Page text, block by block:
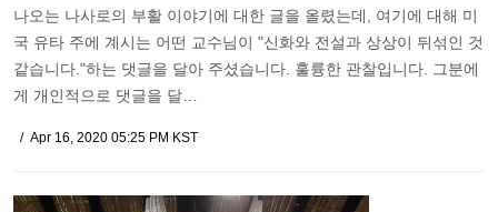
나오는 나사로의 부활 이야기에 대한 글을 올렸는데, 여기에 대해 미
국 유타 주에 계시는 어떤 교수님이 "신화와 전설과 상상이 뒤섞인 것
같습니다."하는 댓글을 달아 주셨습니다. 훌륭한 관찰입니다. 그분에
게 개인적으로 댓글을 달…
Apr 16, 2020 05:25 PM KST